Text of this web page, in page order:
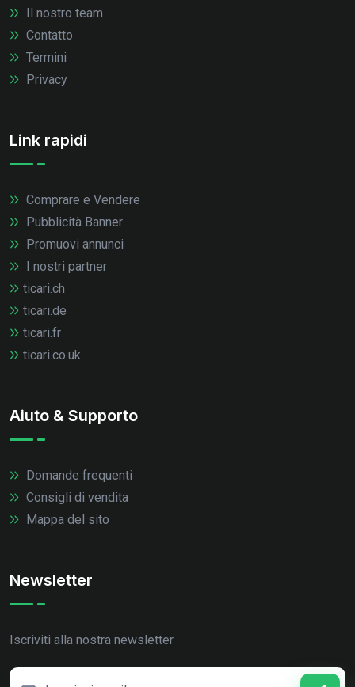
Il nostro team
Contatto
Termini
Privacy
Link rapidi
Comprare e Vendere
Pubblicità Banner
Promuovi annunci
I nostri partner
ticari.ch
ticari.de
ticari.fr
ticari.co.uk
Aiuto & Supporto
Domande frequenti
Consigli di vendita
Mappa del sito
Newsletter
Iscriviti alla nostra newsletter